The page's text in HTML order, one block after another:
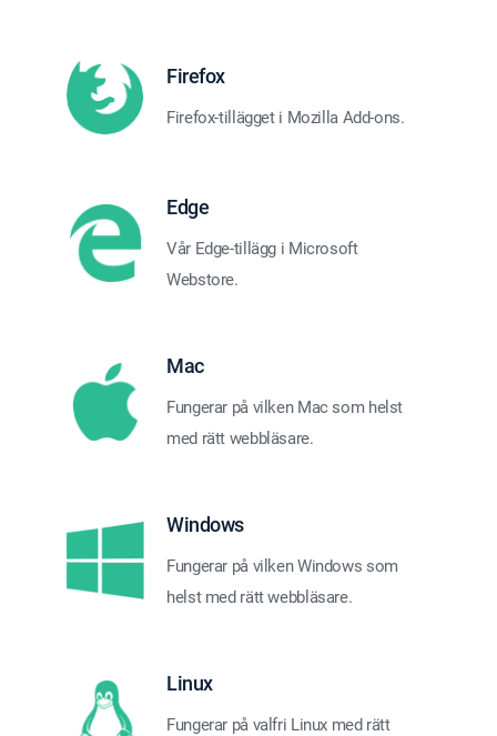
Firefox
Firefox-tillägget i Mozilla Add-ons.
Edge
Vår Edge-tillägg i Microsoft
Webstore.
Mac
Fungerar på vilken Mac som helst
med rätt webbläsare.
Windows
Fungerar på vilken Windows som
helst med rätt webbläsare.
Linux
Fungerar på valfri Linux med rätt